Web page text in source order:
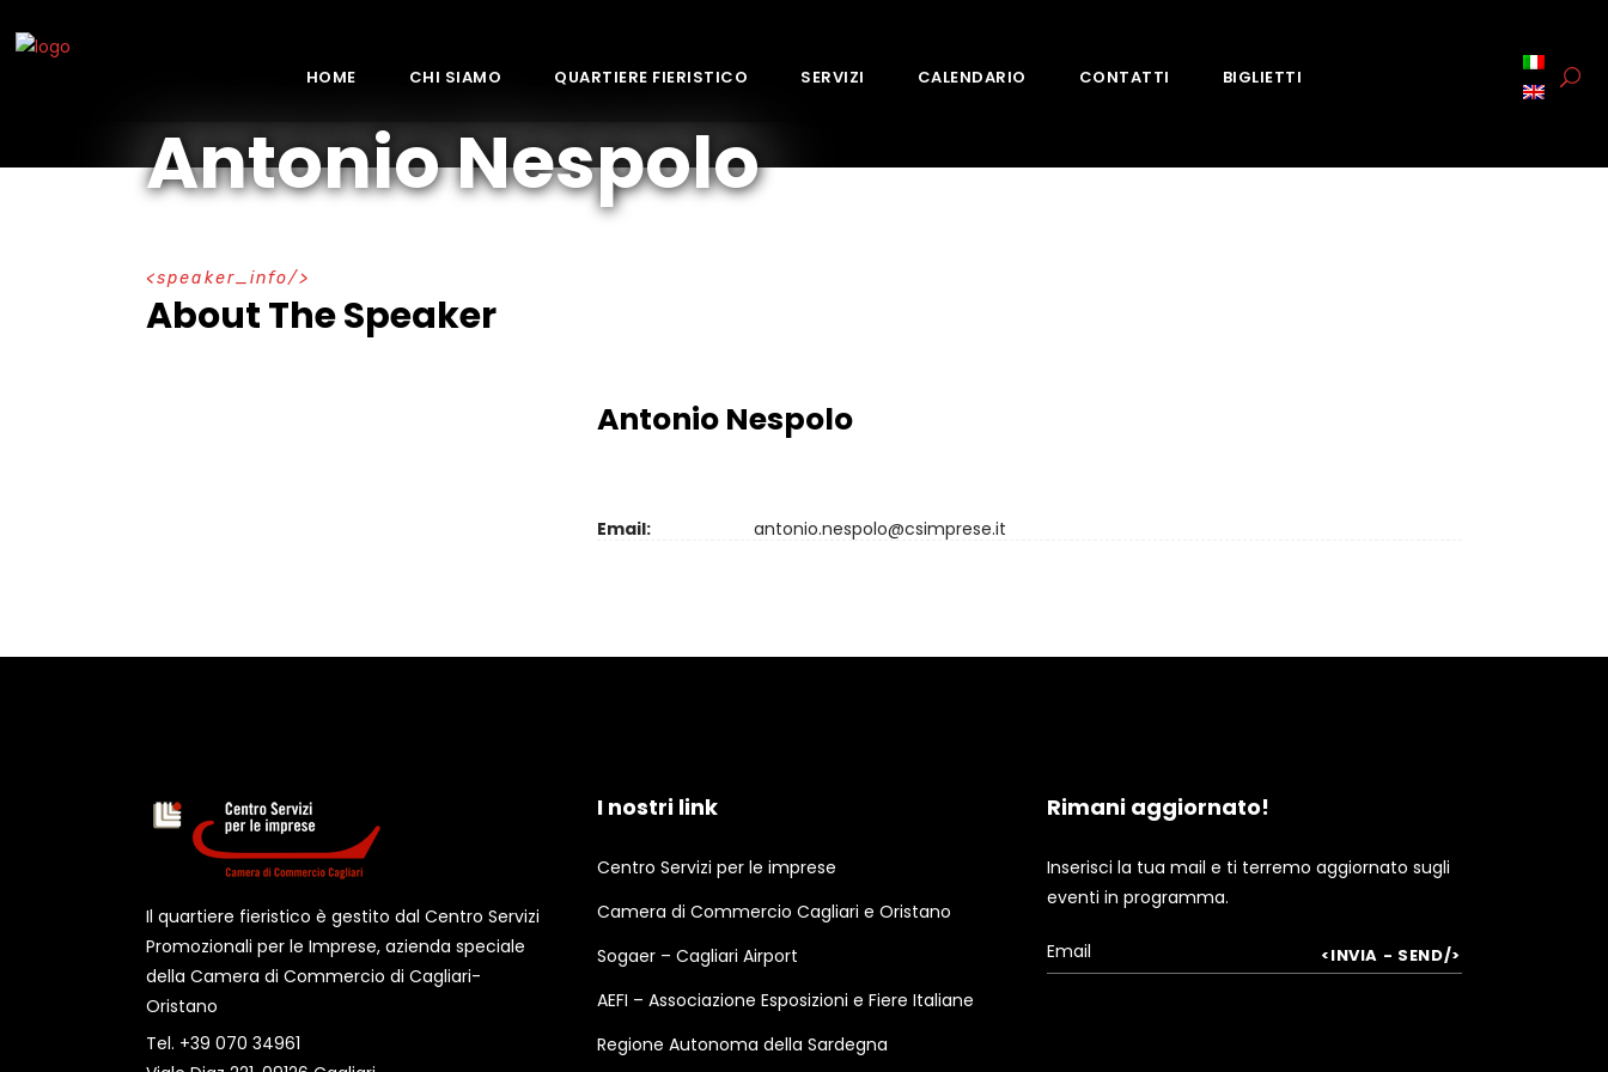
HOME CHI SIAMO QUARTIERE FIERISTICO SERVIZI CALENDARIO CONTATTI BIGLIETTI
Antonio Nespolo
speaker_info
About The Speaker
Antonio Nespolo
Email: antonio.nespolo@csimprese.it
Il quartiere fieristico è gestito dal Centro Servizi
Promozionali per le Imprese, azienda speciale
della Camera di Commercio di Cagliari-
Oristano
Tel. +39 070 34961
I nostri link
Centro Servizi per le imprese
Camera di Commercio Cagliari e Oristano
Sogaer – Cagliari Airport
AEFI – Associazione Esposizioni e Fiere Italiane
Regione Autonoma della Sardegna
Rimani aggiornato!
Inserisci la tua mail e ti terremo aggiornato sugli
eventi in programma.